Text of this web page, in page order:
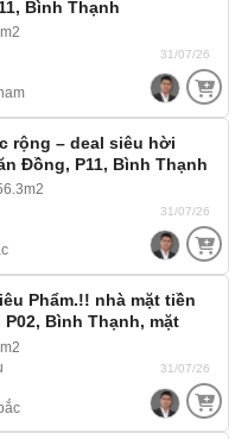
Bình Thạnh
31/07/26
rộng – deal siêu hời
Đồng, P11, Bình Thạnh
31/07/26
Phẩm.!! nhà mặt tiền
P02, Bình Thạnh, mặt
31/07/26